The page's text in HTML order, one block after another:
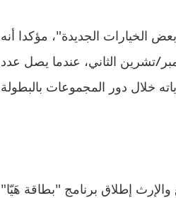
وما زالت هناك بعض الخيارات الجديدة"، مؤكدا أنه
تشرين الثاني، عندما يصل عدد
والإرث إطلاق برنامج "بطاقة هَيّا"